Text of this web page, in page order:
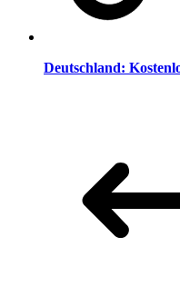
Deutschland: